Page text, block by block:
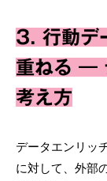
3. 行動デ
重ねる ―
考え方
データエンリッ
に対して、外部